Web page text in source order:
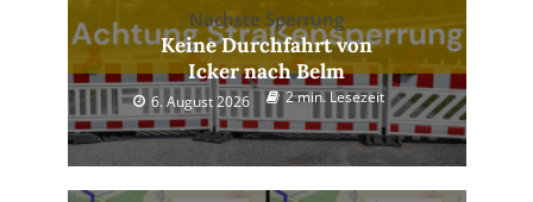
Nächste Sperrung
Keine Durchfahrt von
Icker nach Belm
6. August 2026 2 min. Lesezeit